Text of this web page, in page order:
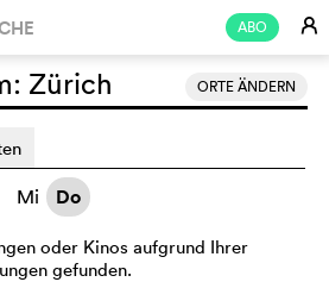
ABO E
ORTE ÄNDERN
Zürich
Mi Do
oder Kinos aufgrund Ihrer
gefunden.